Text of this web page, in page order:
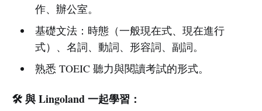
作、辦公室。
基礎文法：時態（一般現在式、現在進行
式）、名詞、動詞、形容詞、副詞。
熟悉 TOEIC 聽力與閱讀考試的形式。
🛠️ 與 Lingoland 一起學習：